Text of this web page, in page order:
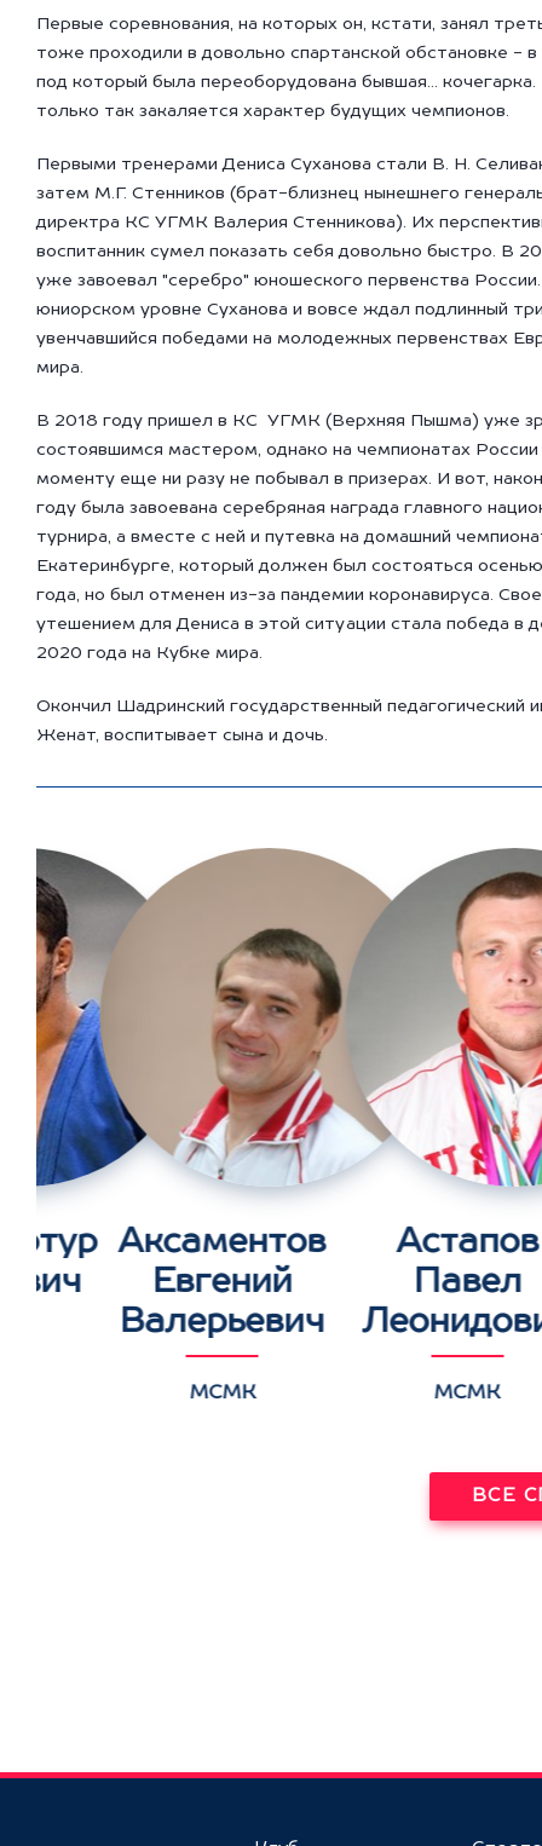
Первые соревнования, на которых он, кстати, занял
тоже проходили в довольно спартанской обстановке - в
под который была переоборудована бывшая...
только так закаляется характер будущих чемпионов.
Первыми тренерами Дениса Суханова стали В. Н.
затем М.Г. Стенников (брат-близнец нынешнего
директра КС УГМК Валерия Стенникова). Их
воспитанник сумел показать себя довольно быстро. В
уже завоевал "серебро" юношеского первенства
юниорском уровне Суханова и вовсе ждал подлинный
увенчавшийся победами на молодежных первенствах
мира.
В 2018 году пришел в КС УГМК (Верхняя Пышма) уже
состоявшимся мастером, однако на чемпионатах
моменту еще ни разу не побывал в призерах. И вот,
году была завоевана серебряная награда главного
турнира, а вместе с ней и путевка на домашний
Екатеринбурге, который должен был состояться
года, но был отменен из-за пандемии коронавируса.
утешением для Дениса в этой ситуации стала победа в
2020 года на Кубке мира.
Окончил Шадринский государственный педагогический
Женат, воспитывает сына и дочь.
Аксаментов
Евгений
Валерьевич
МСМК
Астапов
Павел
МСМК
ВСЕ